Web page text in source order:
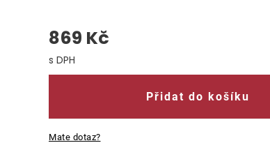
869 Kč
Měrná cena:
Přidat do košíku
Mate dotaz?